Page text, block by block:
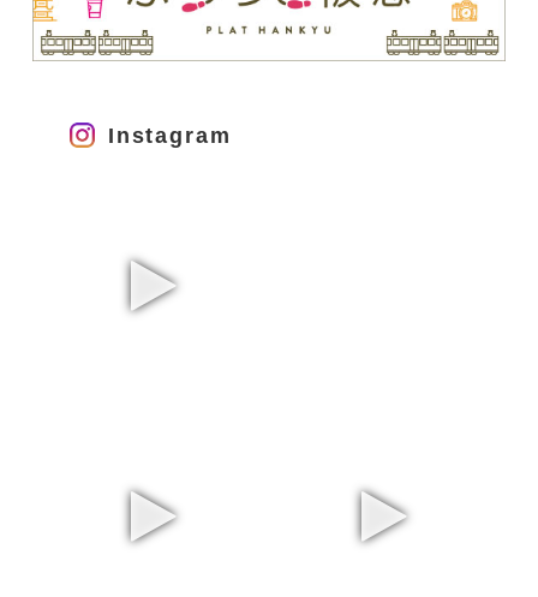
Instagram